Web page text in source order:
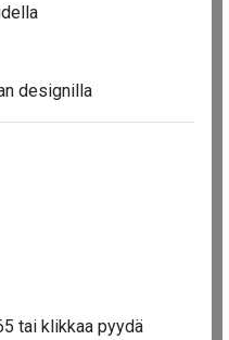
designilla
tai klikkaa pyydä